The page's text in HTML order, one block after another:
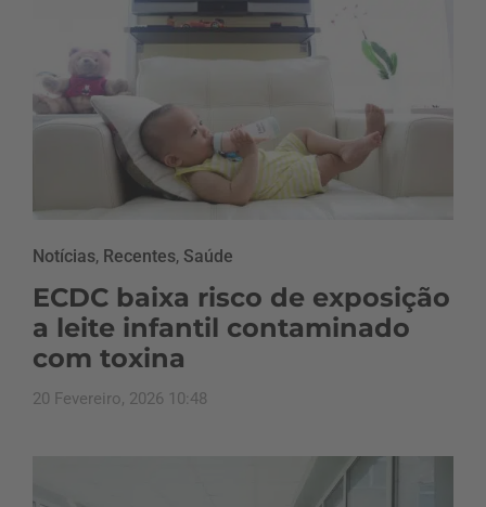
Notícias, Recentes, Saúde
ECDC baixa risco de exposição
a leite infantil contaminado
com toxina
20 Fevereiro, 2026 10:48